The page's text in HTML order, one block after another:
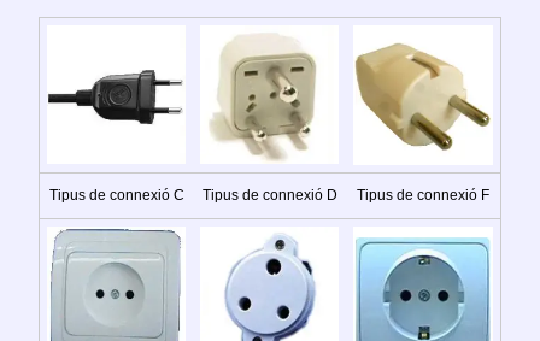
Tipus de connexió C Tipus de connexió D Tipus de connexió F